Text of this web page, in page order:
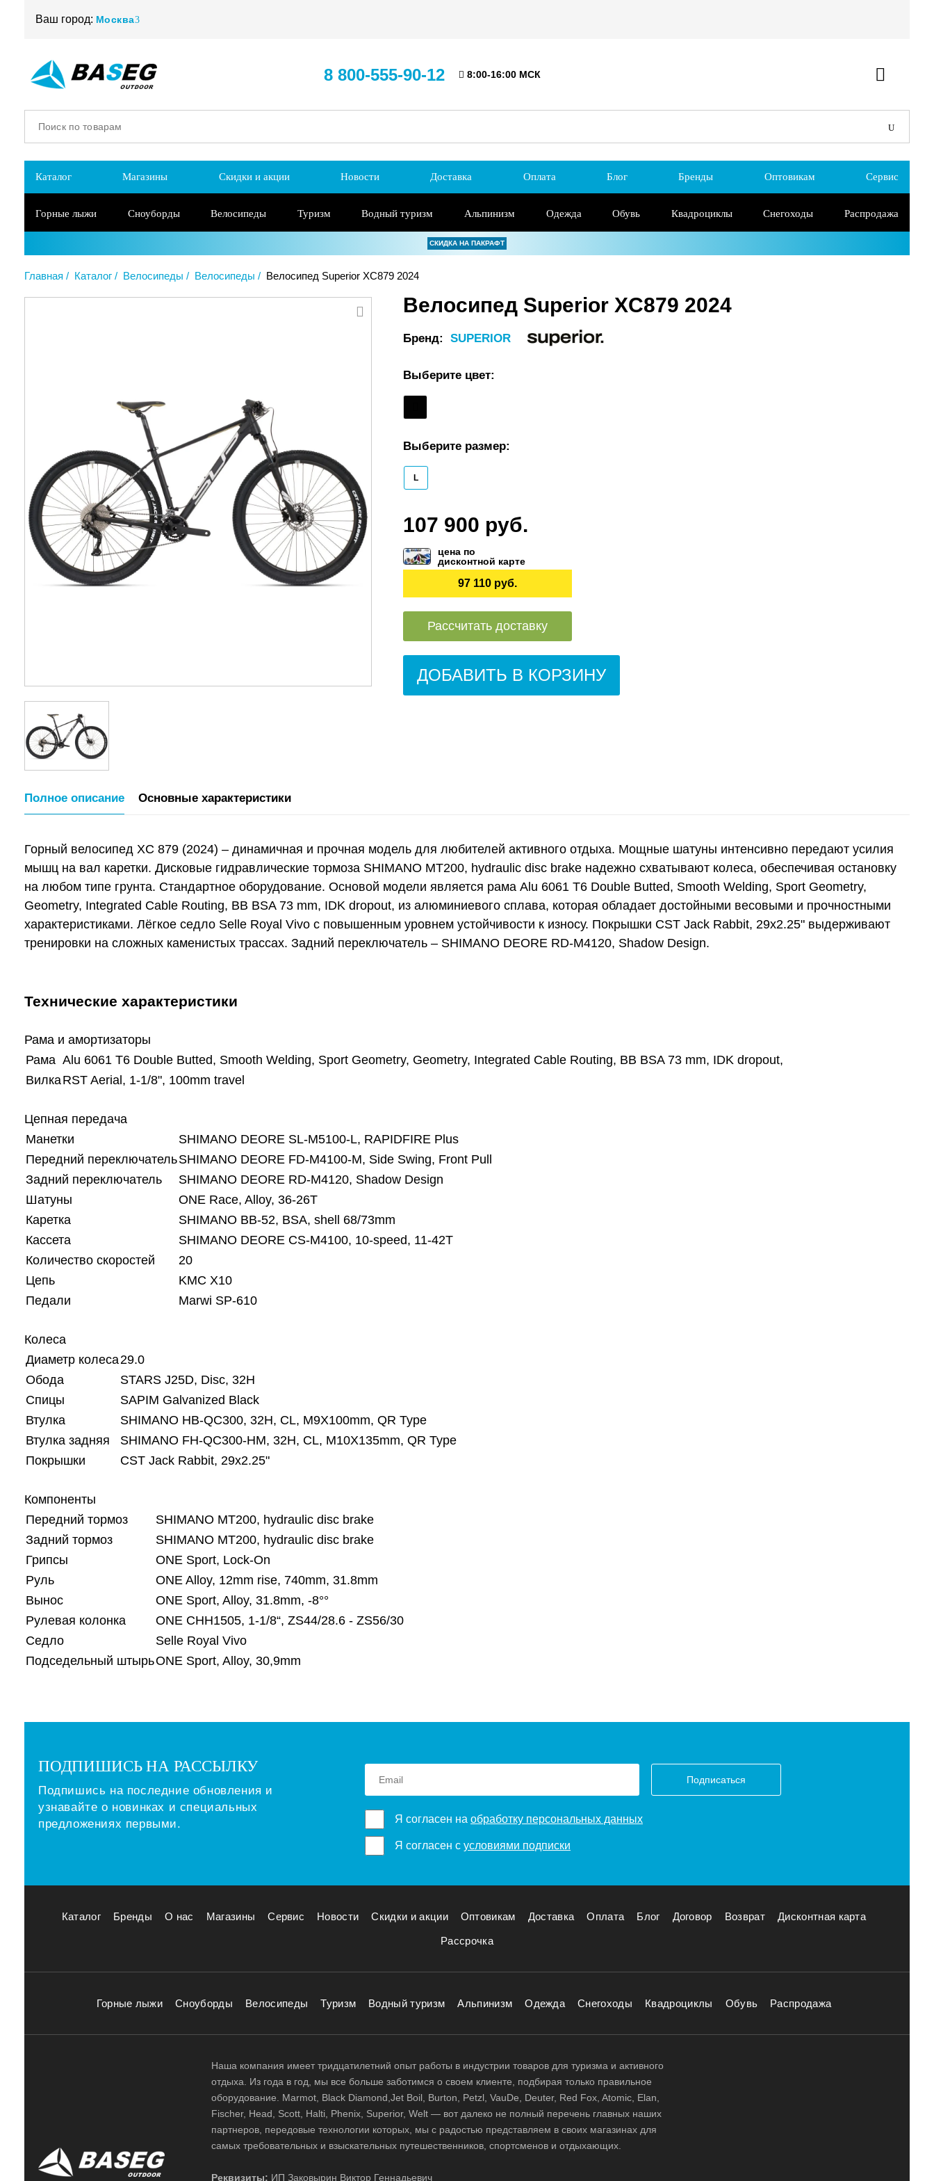
Ваш город: Москва
8 800-555-90-12 8:00-16:00 МСК
Каталог Магазины Скидки и акции Новости Доставка Оплата Блог Бренды Оптовикам Сервис
Горные лыжи Сноуборды Велосипеды Туризм Водный туризм Альпинизм Одежда Обувь Квадроциклы Снегоходы Распродажа
СКИДКА НА ПАКРАФТ
Главная Каталог Велосипеды Велосипеды Велосипед Superior XC879 2024
Велосипед Superior XC879 2024
Бренд: SUPERIOR
Выберите цвет:
Выберите размер:
L
107 900 руб.
цена по
дисконтной карте
97 110 руб.
Рассчитать доставку
ДОБАВИТЬ В КОРЗИНУ
Полное описание Основные характеристики
Горный велосипед XC 879 (2024) – динамичная и прочная модель для любителей активного отдыха. Мощные шатуны интенсивно передают усилия
мышц на вал каретки. Дисковые гидравлические тормоза SHIMANO MT200, hydraulic disc brake надежно схватывают колеса, обеспечивая остановку
на любом типе грунта. Стандартное оборудование. Основой модели является рама Alu 6061 T6 Double Butted, Smooth Welding, Sport Geometry,
Geometry, Integrated Cable Routing, BB BSA 73 mm, IDK dropout, из алюминиевого сплава, которая обладает достойными весовыми и прочностными
характеристиками. Лёгкое седло Selle Royal Vivo с повышенным уровнем устойчивости к износу. Покрышки CST Jack Rabbit, 29x2.25" выдерживают
тренировки на сложных каменистых трассах. Задний переключатель – SHIMANO DEORE RD-M4120, Shadow Design.
Технические характеристики
Рама и амортизаторы
Рама Alu 6061 T6 Double Butted, Smooth Welding, Sport Geometry, Geometry, Integrated Cable Routing, BB BSA 73 mm, IDK dropout,
ВилкаRST Aerial, 1-1/8", 100mm travel
Цепная передача
Манетки
SHIMANO DEORE SL-M5100-L, RAPIDFIRE Plus
Передний переключательSHIMANO DEORE FD-M4100-M, Side Swing, Front Pull
Задний переключатель
SHIMANO DEORE RD-M4120, Shadow Design
Шатуны
ONE Race, Alloy, 36-26T
Каретка
SHIMANO BB-52, BSA, shell 68/73mm
Кассета
SHIMANO DEORE CS-M4100, 10-speed, 11-42T
Количество скоростей
20
Цепь
KMC X10
Педали
Marwi SP-610
Колеса
Диаметр колеса29.0
Обода
STARS J25D, Disc, 32H
Спицы
SAPIM Galvanized Black
Втулка
SHIMANO HB-QC300, 32H, CL, M9X100mm, QR Type
Втулка задняя
SHIMANO FH-QC300-HM, 32H, CL, M10X135mm, QR Type
Покрышки
CST Jack Rabbit, 29x2.25"
Компоненты
Передний тормоз
SHIMANO MT200, hydraulic disc brake
Задний тормоз
SHIMANO MT200, hydraulic disc brake
Грипсы
ONE Sport, Lock-On
Руль
ONE Alloy, 12mm rise, 740mm, 31.8mm
Вынос
ONE Sport, Alloy, 31.8mm, -8°°
Рулевая колонка
ONE CHH1505, 1-1/8“, ZS44/28.6 - ZS56/30
Седло
Selle Royal Vivo
Подседельный штырьONE Sport, Alloy, 30,9mm
ПОДПИШИСЬ НА РАССЫЛКУ
Подпишись на последние обновления и
узнавайте о новинках и специальных
предложениях первыми.
Подписаться
Я согласен на обработку персональных данных
Я согласен с условиями подписки
Каталог Бренды О нас Магазины Сервис Новости Скидки и акции Оптовикам Доставка Оплата Блог Договор Возврат Дисконтная карта
Рассрочка
Горные лыжи Сноуборды Велосипеды Туризм Водный туризм Альпинизм Одежда Снегоходы Квадроциклы Обувь Распродажа
Наша компания имеет тридцатилетний опыт работы в индустрии товаров для туризма и активного
отдыха. Из года в год, мы все больше заботимся о своем клиенте, подбирая только правильное
оборудование. Marmot, Black Diamond,Jet Boil, Burton, Petzl, VauDe, Deuter, Red Fox, Atomic, Elan,
Fischer, Head, Scott, Halti, Phenix, Superior, Welt — вот далеко не полный перечень главных наших
партнеров, передовые технологии которых, мы с радостью представляем в своих магазинах для
самых требовательных и взыскательных путешественников, спортсменов и отдыхающих.
Реквизиты: ИП Заковырин Виктор Геннадьевич